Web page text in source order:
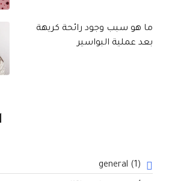
ما هو سبب وجود رائحة كريهة
بعد عملية البواسير
general (1)